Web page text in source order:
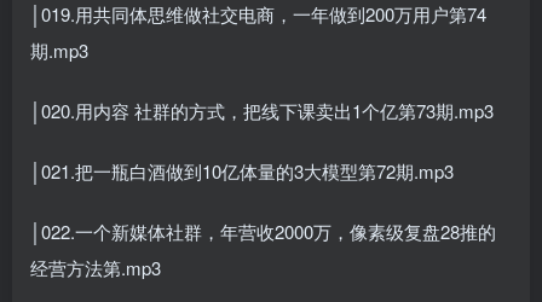
│019.用共同体思维做社交电商，一年做到200万用户第74
期.mp3
│020.用内容 社群的方式，把线下课卖出1个亿第73期.mp3
│021.把一瓶白酒做到10亿体量的3大模型第72期.mp3
│022.一个新媒体社群，年营收2000万，像素级复盘28推的
经营方法第.mp3